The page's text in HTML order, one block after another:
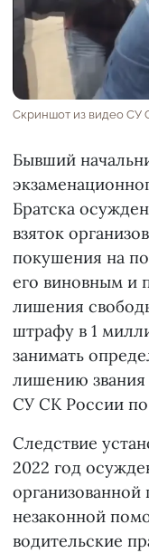
Скриншот из видео СУ
Бывший
Братска
взяток
покушения на
его виновным и
лишения
штрафу в 1
занимать
лишению
СУ СК России по
Следствие
2022 год
организованной
незаконной
водительские